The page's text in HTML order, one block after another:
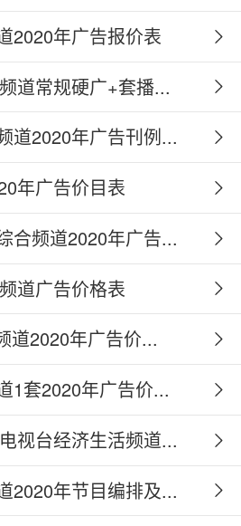
2020年广告报价表
道常规硬广+套播...
道2020年广告刊例...
年广告价目表
合频道2020年广告...
道广告价格表
道2020年广告价...
1套2020年广告价...
视台经济生活频道...
2020年节目编排及...